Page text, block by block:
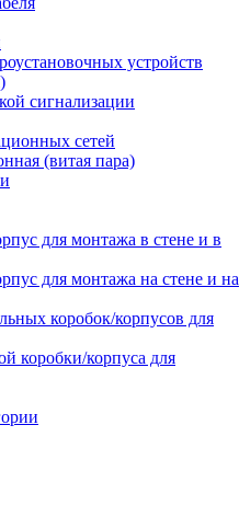
устройств
сигнализации
сетей
(витая пара)
для монтажа в стене и в
для монтажа на стене и на
коробок/корпусов для
коробки/корпуса для